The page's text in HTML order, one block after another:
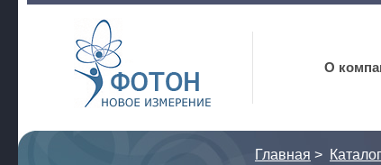
Фотон
О
Главная > Каталог